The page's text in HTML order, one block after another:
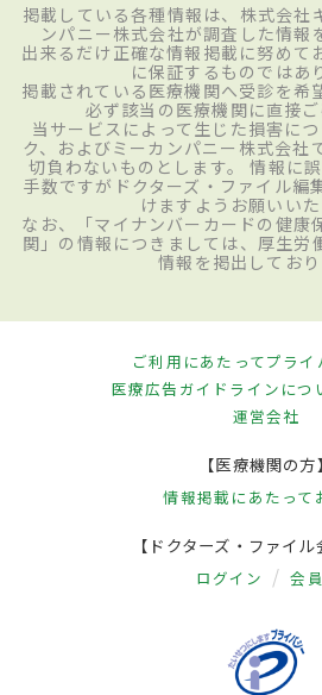
掲載している各種情報は、株式会社
ンパニー株式会社が調査した情報
出来るだけ正確な情報掲載に努めて
に保証するものではあ
掲載されている医療機関へ受診を希
必ず該当の医療機関に直接ご
当サービスによって生じた損害に
ク、およびミーカンパニー株式会社
切負わないものとします。 情報に
手数ですがドクターズ・ファイル編
けますようお願いいた
なお、「マイナンバーカードの健康
関」の情報につきましては、厚生労
情報を掲出しており
ご利用にあたってプライ
医療広告ガイドラインにつ
運営会社
【医療機関の方】
情報掲載にあたって
【ドクターズ・ファイル
ログイン 会